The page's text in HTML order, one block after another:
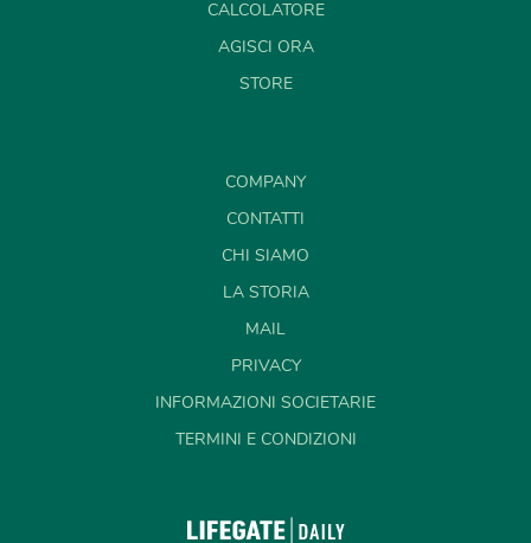
CALCOLATORE
AGISCI ORA
STORE
COMPANY
CONTATTI
CHI SIAMO
LA STORIA
MAIL
PRIVACY
INFORMAZIONI SOCIETARIE
TERMINI E CONDIZIONI